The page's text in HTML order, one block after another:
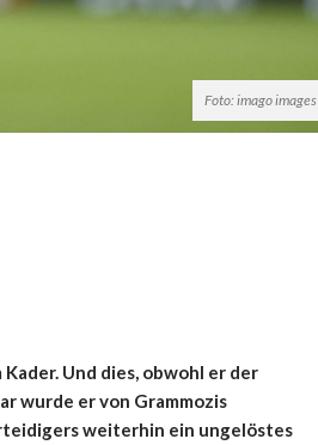
Foto: imago images
Und dies, obwohl er der
wurde er von Grammozis
weiterhin ein ungelöstes